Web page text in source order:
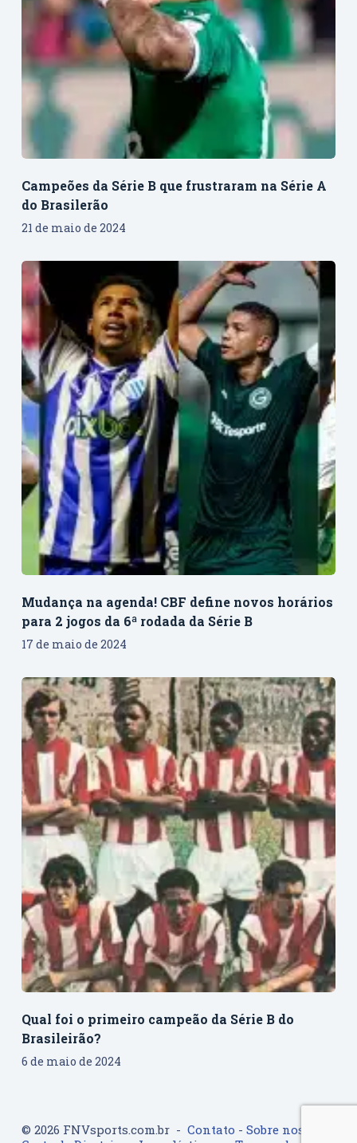
Campeões da Série B que frustraram na Série A
do Brasilerão
21 de maio de 2024
Mudança na agenda! CBF define novos horários
para 2 jogos da 6ª rodada da Série B
17 de maio de 2024
Qual foi o primeiro campeão da Série B do
Brasileirão?
6 de maio de 2024
© 2026 FNVsports.com.br - Contato - Sobre nos